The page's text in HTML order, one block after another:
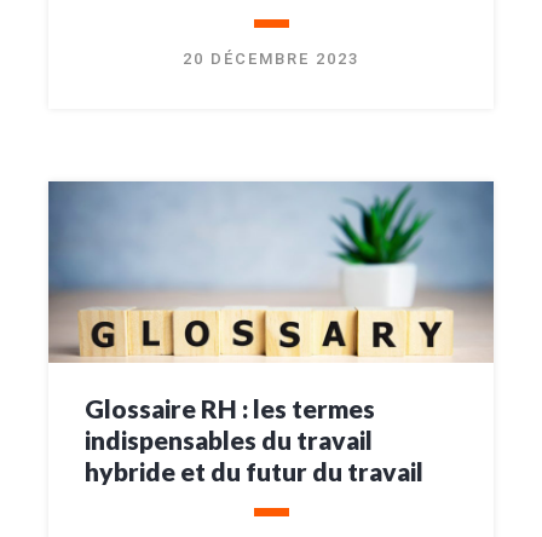
20 DÉCEMBRE 2023
Glossaire RH : les termes
indispensables du travail
hybride et du futur du travail